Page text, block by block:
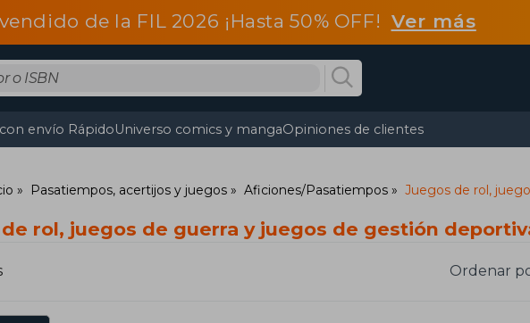
de la FIL 2026 ¡Hasta 50% OFF! Ver más
envío RápidoUniverso comics y mangaOpiniones de clientes
Pasatiempos, acertijos y juegos Aficiones/Pasatiempos
Juegos de rol,
rol, juegos de guerra y juegos de gestión
Ordenar